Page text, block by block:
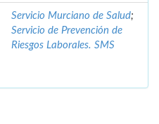
Servicio Murciano de Salud;
Servicio de Prevención de
Riesgos Laborales. SMS